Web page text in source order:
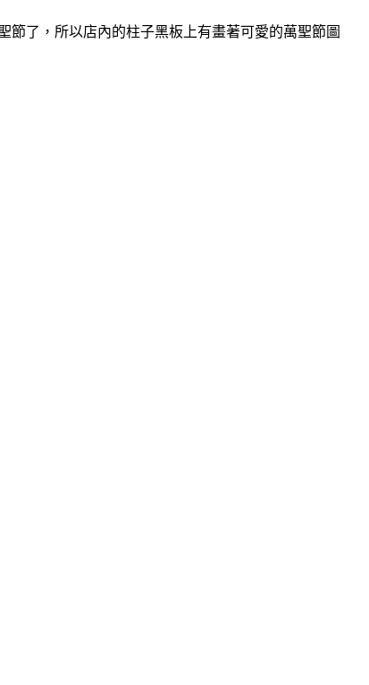
了，所以店內的柱子黑板上有畫著可愛的萬聖節圖